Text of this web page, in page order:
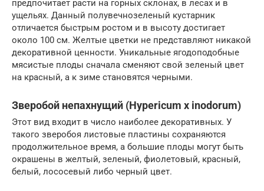
предпочитает расти на горных склонах, в лесах и в
ущельях. Данный полувечнозеленый кустарник
отличается быстрым ростом и в высоту достигает
около 100 см. Желтые цветки не представляют никакой
декоративной ценности. Уникальные ягодоподобные
мясистые плоды сначала сменяют свой зеленый цвет
на красный, а к зиме становятся черными.
Зверобой непахнущий (Hypericum x inodorum)
Этот вид входит в число наиболее декоративных. У
такого зверобоя листовые пластины сохраняются
продолжительное время, а большие плоды могут быть
окрашены в желтый, зеленый, фиолетовый, красный,
белый, лососевый либо черный цвет.